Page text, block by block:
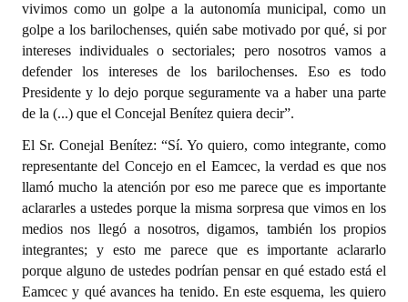
vivimos como un golpe a la autonomía municipal, como un
golpe a los barilochenses, quién sabe motivado por qué, si por
intereses individuales o sectoriales; pero nosotros vamos a
defender los intereses de los barilochenses. Eso es todo
Presidente y lo dejo porque seguramente va a haber una parte
de la (...) que el Concejal Benítez quiera decir”.
El Sr. Conejal Benítez: “Sí. Yo quiero, como integrante, como
representante del Concejo en el Eamcec, la verdad es que nos
llamó mucho la atención por eso me parece que es importante
aclararles a ustedes porque la misma sorpresa que vimos en los
medios nos llegó a nosotros, digamos, también los propios
integrantes; y esto me parece que es importante aclararlo
porque alguno de ustedes podrían pensar en qué estado está el
Eamcec y qué avances ha tenido. En este esquema, les quiero